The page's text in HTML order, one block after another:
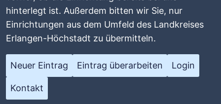
hinterlegt ist. Außerdem bitten wir Sie, nur
Einrichtungen aus dem Umfeld des Landkreises
Erlangen-Höchstadt zu übermitteln.
Neuer Eintrag Eintrag überarbeiten Login
Kontakt